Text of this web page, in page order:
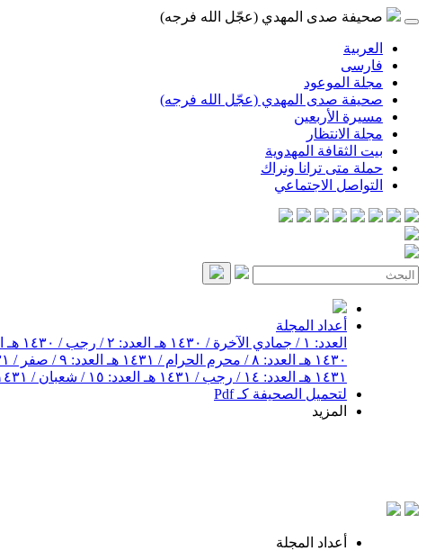
صحيفة صدى المهدي (عجّل الله فرجه)
العربية
فارسی
مجلة الموعود
صحيفة صدى المهدي (عجّل الله فرجه)
مسيرة الأربعين
مجلة الانتظار
بيت الثقافة المهدوية
حملة متى ترانا ونراك
التواصل الاجتماعي
أعداد المجلة
العدد: ١ / جمادي الآخرة / ١٤٣٠ هـ
العدد: ٢ / رجب / ١٤٣٠ هـ
١٤٣٠ هـ
العدد: ٨ / محرم الحرام / ١٤٣١ هـ العدد: ٩ / صفر / ١٤٣١ هـ
١٤٣١ هـ
العدد: ١٤ / رجب / ١٤٣١ هـ العدد: ١٥ / شعبان / ١٤٣١ هـ
لتحميل الصحيفة كـ Pdf
المزيد
أعداد المجلة